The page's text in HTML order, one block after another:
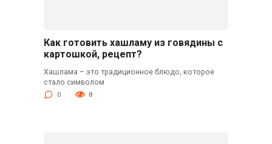
Как готовить хашламу из говядины с
картошкой, рецепт?
Хашлама – это традиционное блюдо, которое
стало символом
0 8